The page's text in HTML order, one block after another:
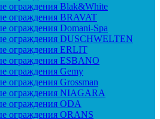
ограждения Blak&White
ограждения BRAVAT
ограждения Domani-Spa
ограждения DUSCHWELTEN
ограждения ERLIT
ограждения ESBANO
ограждения Gemy
ограждения Grossman
ограждения NIAGARA
ограждения ODA
ограждения ORANS